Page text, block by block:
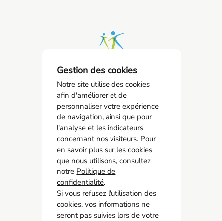
SPSTI 23/87
05 55 77 65 63
contact@spsti23-87.fr
Accès rapide
Contact
Recrutement
Adhérer
Mon espace adhérent
Gestion des cookies
Notre site utilise des cookies
afin d'améliorer et de
personnaliser votre expérience
de navigation, ainsi que pour
l'analyse et les indicateurs
concernant nos visiteurs. Pour
en savoir plus sur les cookies
que nous utilisons, consultez
notre Politique de
confidentialité.
Si vous refusez l'utilisation des
cookies, vos informations ne
seront pas suivies lors de votre